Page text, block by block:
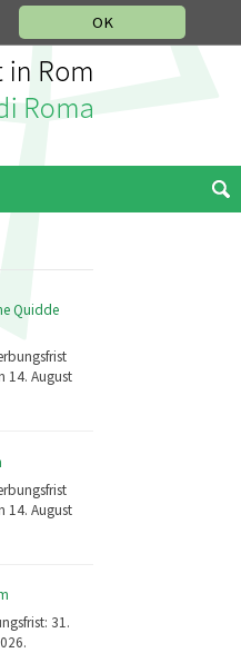
OK
Quidde
14. August
14. August
31.